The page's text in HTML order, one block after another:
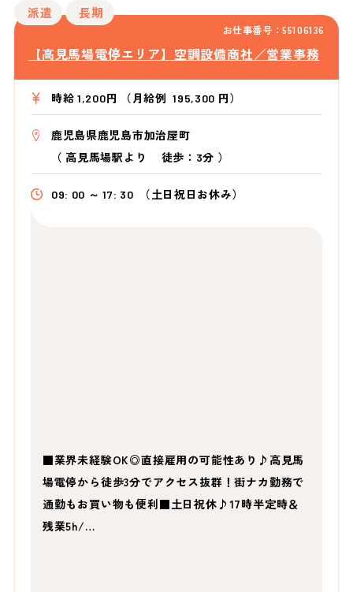
お仕事番号：55106136
派遣 長期
【高見馬場電停エリア】空調設備商社／営業事務
時給 1,200円 （月給例 195,300 円）
鹿児島県鹿児島市加治屋町
（ 高見馬場駅より 徒歩：3分 ）
09: 00 ～ 17: 30 （土日祝日お休み）
■業界未経験OK◎直接雇用の可能性あり♪高見馬
場電停から徒歩3分でアクセス抜群！街ナカ勤務で
通勤もお買い物も便利■土日祝休♪17時半定時＆
残業5h/…